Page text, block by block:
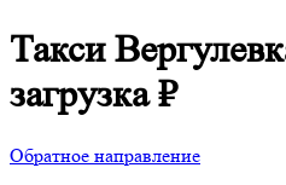
Такси
загрузка₽
Обратное направление